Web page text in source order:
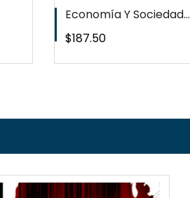
Economía Y Sociedad...
Precio
$187.50